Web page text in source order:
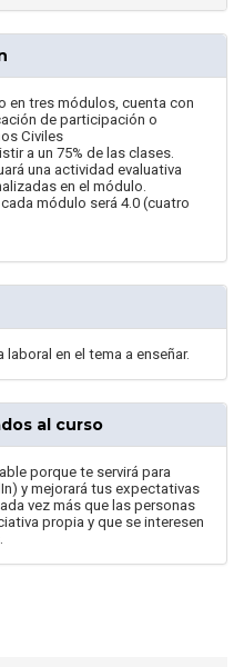
en tres módulos, cuenta con
de participación o
Civiles
a un 75% de las clases.
una actividad evaluativa
en el módulo.
módulo será 4.0 (cuatro
en el tema a enseñar.
al curso
porque te servirá para
y mejorará tus expectativas
vez más que las personas
propia y que se interesen